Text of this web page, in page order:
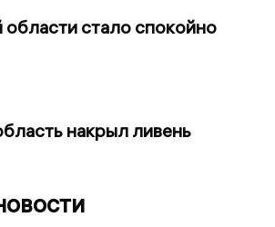
области стало спокойно
накрыл ливень